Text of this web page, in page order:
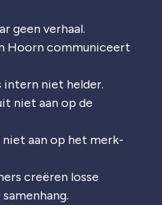
geen verhaal.
Hoorn communiceert
niet helder.
niet aan op de
niet aan op het merk-
creëren losse